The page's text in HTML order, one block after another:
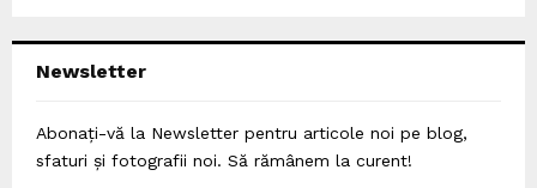
Newsletter
Abonați-vă la Newsletter pentru articole noi pe blog,
sfaturi și fotografii noi. Să rămânem la curent!